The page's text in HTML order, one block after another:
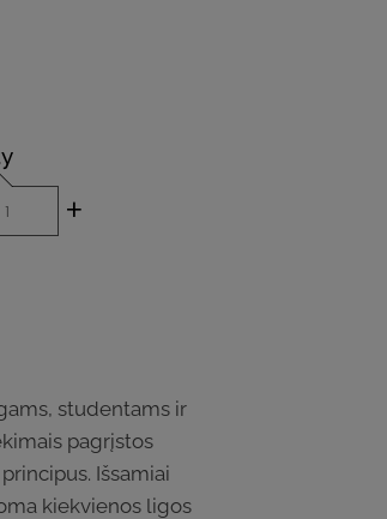
+
studentams ir
pagrįstos
Išsamiai
kiekvienos ligos